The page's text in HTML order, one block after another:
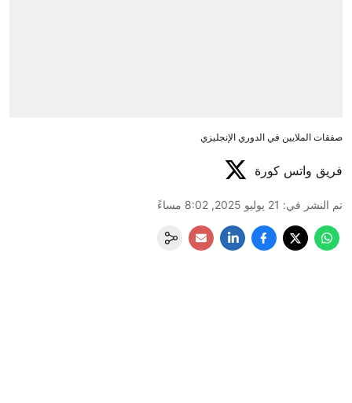
صفقات الملايين في الدوري الإنجليزي
فريق واتس كورة
تم النشر في: 21 يوليو 2025, 8:02 مساءً